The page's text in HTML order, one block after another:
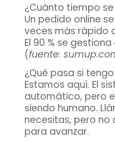
¿Cuánto tiempo
Un pedido online
veces más rápido
El 90 % se
(fuente:
¿Qué pasa si
Estamos aquí. El
automático, pero
siendo humano.
necesitas, pero no
para avanzar.